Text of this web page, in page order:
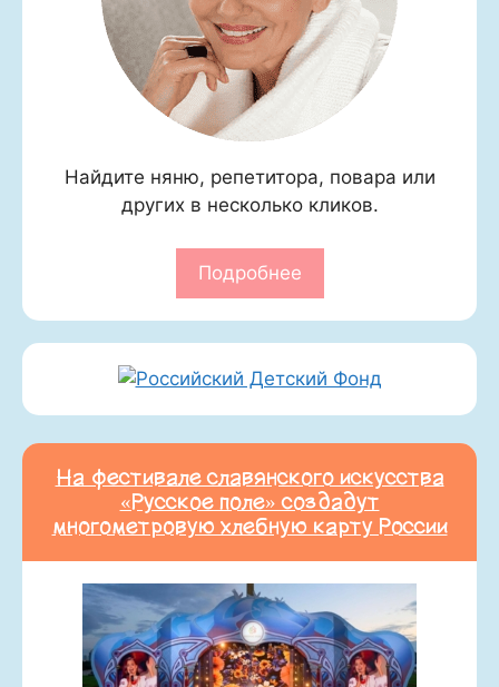
Найдите няню, репетитора, повара или
других в несколько кликов.
Подробнее
На фестивале славянского искусства
«Русское поле» создадут
многометровую хлебную карту России